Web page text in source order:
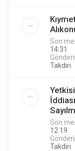
Son
14:31
Takdiri
Son
12:19
Takdiri